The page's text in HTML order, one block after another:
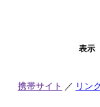
表示
携帯サイト リン